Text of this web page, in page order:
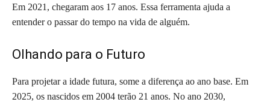
Em 2021, chegaram aos 17 anos. Essa ferramenta ajuda a
entender o passar do tempo na vida de alguém.
Olhando para o Futuro
Para projetar a idade futura, some a diferença ao ano base. Em
2025, os nascidos em 2004 terão 21 anos. No ano 2030,